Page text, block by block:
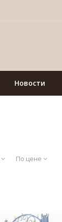
Новости
По цене